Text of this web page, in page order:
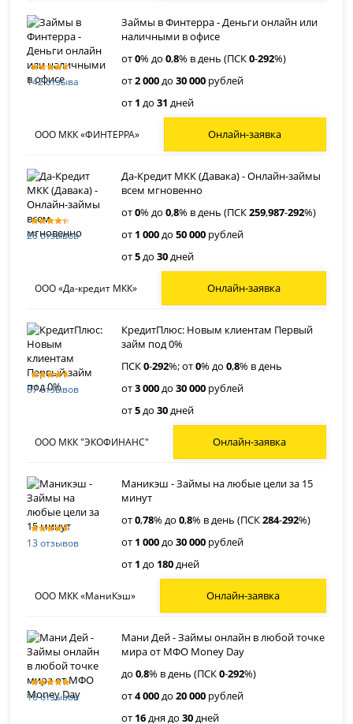
142 отзыва
Займы в Финтерра - Деньги онлайн или
наличными в офисе
от0% до0,8% в день (ПСК0-292%)
от2 000до30 000 рублей
от 1 до31 дней
ООО МКК «ФИНТЕРРА» Онлайн-заявка
28 отзывов
Да-Кредит МКК (Давака) - Онлайн-займы
всем мгновенно
от0% до0,8% в день (ПСК259,987-292%)
от 1 000до50 000 рублей
от5до30дней
ООО «Да-кредит МКК» Онлайн-заявка
87 отзывов
КредитПлюс: Новым клиентам Первый
займ под 0%
ПСК0-292%; от0% до0,8% в день
от3 000до30 000 рублей
от5до30дней
ООО МКК "ЭКОФИНАНС" Онлайн-заявка
13 отзывов
Маникэш - Займы на любые цели за 15
минут
от0,78% до0,8% в день (ПСК284-292%)
от 1 000до30 000 рублей
от 1 до 180дней
ООО МКК «МаниКэш» Онлайн-заявка
16 отзывов
Мани Дей - Займы онлайн в любой точке
мира от МФО Money Day
до0,8% в день (ПСК0-292%)
от4 000до20 000 рублей
от 16дня до30дней